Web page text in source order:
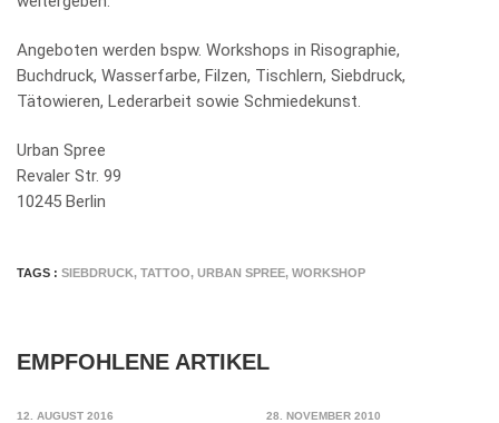
Angeboten werden bspw. Workshops in Risographie,
Buchdruck, Wasserfarbe, Filzen, Tischlern, Siebdruck,
Tätowieren, Lederarbeit sowie Schmiedekunst.
Urban Spree
Revaler Str. 99
10245 Berlin
TAGS : SIEBDRUCK, TATTOO, URBAN SPREE, WORKSHOP
EMPFOHLENE ARTIKEL
12. AUGUST 2016 28. NOVEMBER 2010